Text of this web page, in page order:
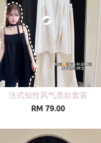
法式知性风气质款套装
RM 79.00